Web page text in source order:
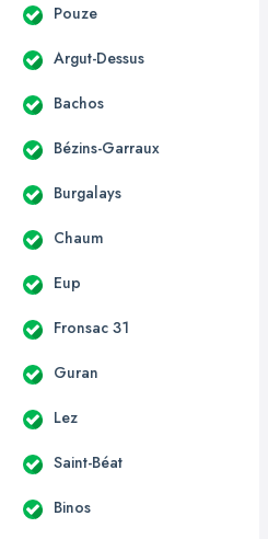
Pouze
Argut-Dessus
Bachos
Bézins-Garraux
Burgalays
Chaum
Eup
Fronsac 31
Guran
Lez
Saint-Béat
Binos